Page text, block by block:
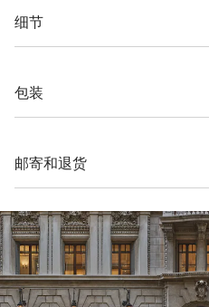
细节
袖口和下摆罗纹编织
平针编织
包装
料制作，整个包装设计基于自立
并可平整存放在非常小的空间。
邮寄和退货
我们所有服装的寄送都是免费的
一般在5个工作日内送达。有关
输页面。
退货方式